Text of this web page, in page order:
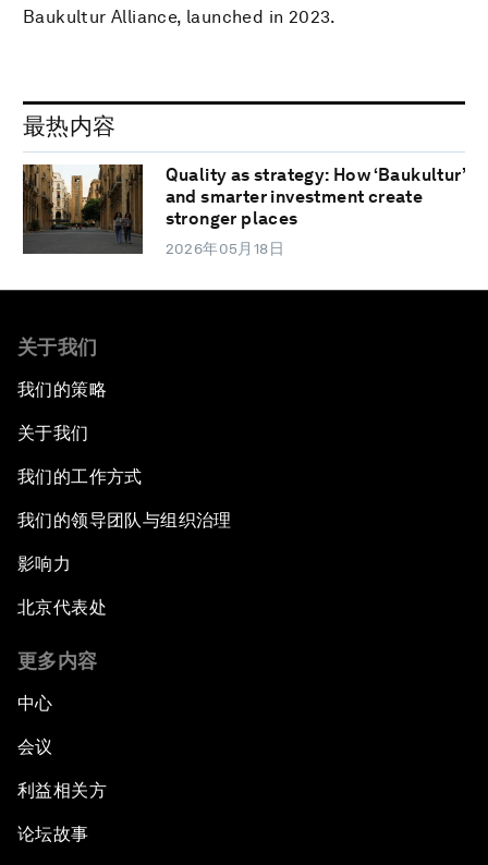
Baukultur Alliance, launched in 2023.
最热内容
Quality as strategy: How ‘Baukultur’
and smarter investment create
stronger places
2026年05月18日
关于我们
我们的策略
关于我们
我们的工作方式
我们的领导团队与组织治理
影响力
北京代表处
更多内容
中心
会议
利益相关方
论坛故事